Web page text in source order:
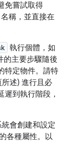
免嘗試取得
名稱，並直接在
執行個體，如
的主要步驟隨後
特定物件。請特
述) 進行且必
到執行階段，
會創建和設定
各種屬性。以